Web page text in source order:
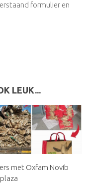
formulier en
LEUK...
met Oxfam Novib